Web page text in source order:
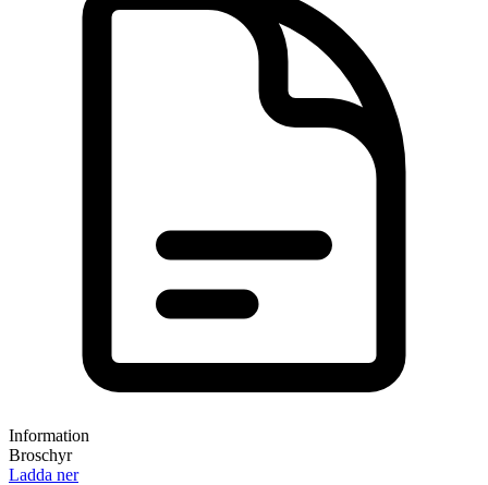
Information
Broschyr
Ladda ner